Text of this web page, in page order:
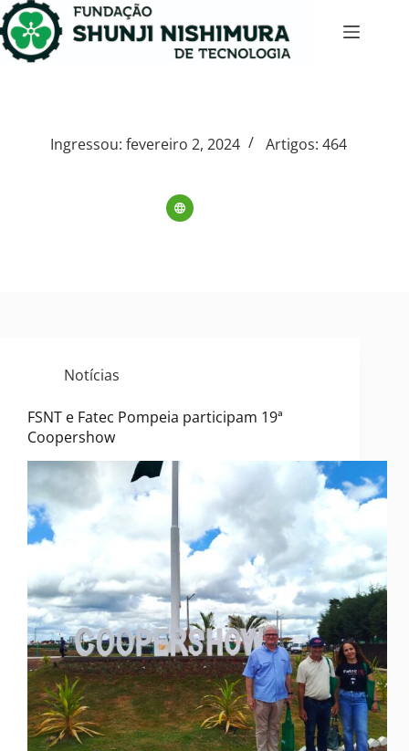
Ingressou: fevereiro 2, 2024 Artigos: 464
Notícias
FSNT e Fatec Pompeia participam 19ª
Coopershow